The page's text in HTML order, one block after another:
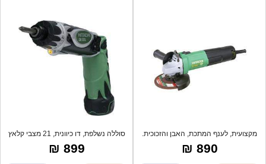
מקצועית, לענף המתכת, האבן והזכוכית.
890 ₪
סוללה נשלפת, דו כיוונית, 21 מצבי קלאץ
+
899 ₪